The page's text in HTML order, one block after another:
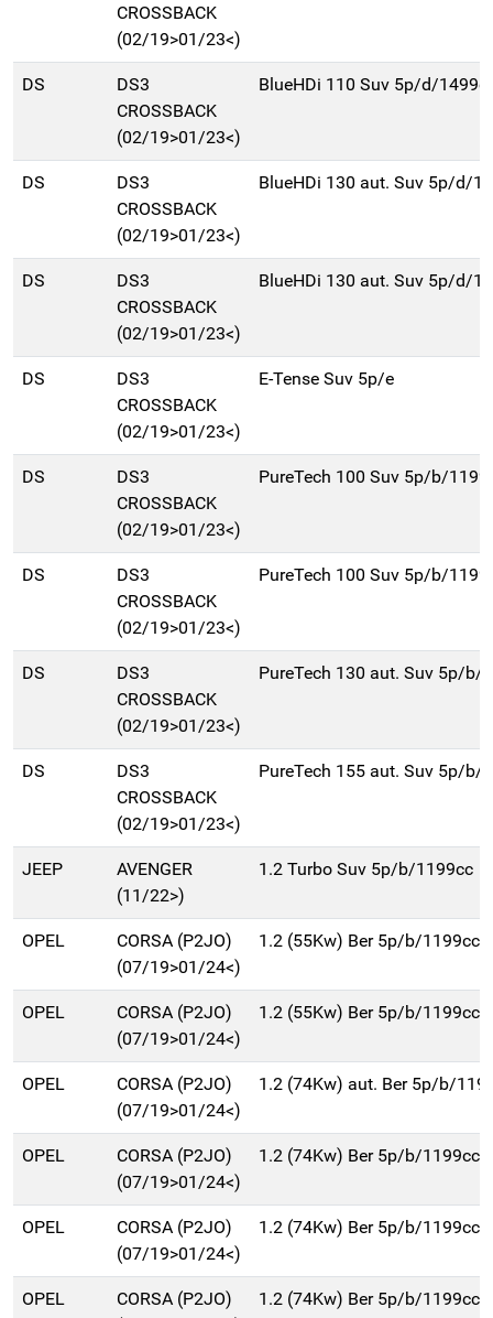
CROSSBACK
(02/19>01/23<)
DS
DS3
CROSSBACK
(02/19>01/23<)
BlueHDi 110 Suv 5p/d/
DS
DS3
CROSSBACK
(02/19>01/23<)
BlueHDi 130 aut. Suv 5p/d/
DS
DS3
CROSSBACK
(02/19>01/23<)
BlueHDi 130 aut. Suv 5p/d/
DS
DS3
CROSSBACK
(02/19>01/23<)
E-Tense Suv 5p/e
DS
DS3
CROSSBACK
(02/19>01/23<)
PureTech 100 Suv 5p/b/
DS
DS3
CROSSBACK
(02/19>01/23<)
PureTech 100 Suv 5p/b/
DS
DS3
CROSSBACK
(02/19>01/23<)
PureTech 130 aut. Suv 5p/b/
DS
DS3
CROSSBACK
(02/19>01/23<)
PureTech 155 aut. Suv 5p/b/
JEEP
AVENGER
(11/22>)
1.2 Turbo Suv 5p/b/1199cc
OPEL
CORSA (P2JO)
(07/19>01/24<)
1.2 (55Kw) Ber 5p/b/1199cc
OPEL
CORSA (P2JO)
(07/19>01/24<)
1.2 (55Kw) Ber 5p/b/1199cc
OPEL
CORSA (P2JO)
(07/19>01/24<)
1.2 (74Kw) aut. Ber 5p/b/
OPEL
CORSA (P2JO)
(07/19>01/24<)
1.2 (74Kw) Ber 5p/b/1199cc
OPEL
CORSA (P2JO)
(07/19>01/24<)
1.2 (74Kw) Ber 5p/b/1199cc
OPEL
CORSA (P2JO)
1.2 (74Kw) Ber 5p/b/1199cc